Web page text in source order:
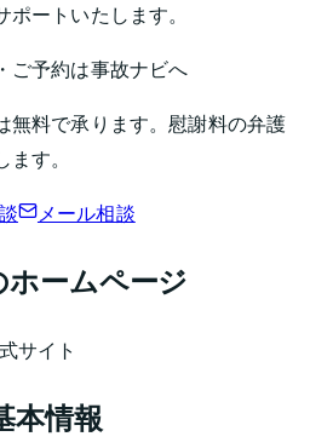
ートいたします。
ご予約は事故ナビへ
無料で承ります。慰謝料の弁護
す。
メール相談
ホームページ
サイト
本情報